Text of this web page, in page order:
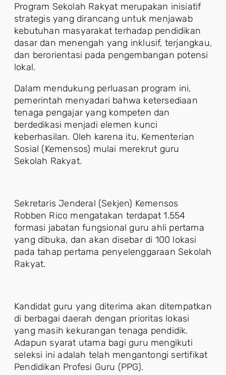
Program Sekolah Rakyat merupakan inisiatif
strategis yang dirancang untuk menjawab
kebutuhan masyarakat terhadap pendidikan
dasar dan menengah yang inklusif, terjangkau,
dan berorientasi pada pengembangan potensi
lokal.
Dalam mendukung perluasan program ini,
pemerintah menyadari bahwa ketersediaan
tenaga pengajar yang kompeten dan
berdedikasi menjadi elemen kunci
keberhasilan. Oleh karena itu, Kementerian
Sosial (Kemensos) mulai merekrut guru
Sekolah Rakyat.
Sekretaris Jenderal (Sekjen) Kemensos
Robben Rico mengatakan terdapat 1.554
formasi jabatan fungsional guru ahli pertama
yang dibuka, dan akan disebar di 100 lokasi
pada tahap pertama penyelenggaraan Sekolah
Rakyat.
Kandidat guru yang diterima akan ditempatkan
di berbagai daerah dengan prioritas lokasi
yang masih kekurangan tenaga pendidik.
Adapun syarat utama bagi guru mengikuti
seleksi ini adalah telah mengantongi sertifikat
Pendidikan Profesi Guru (PPG).